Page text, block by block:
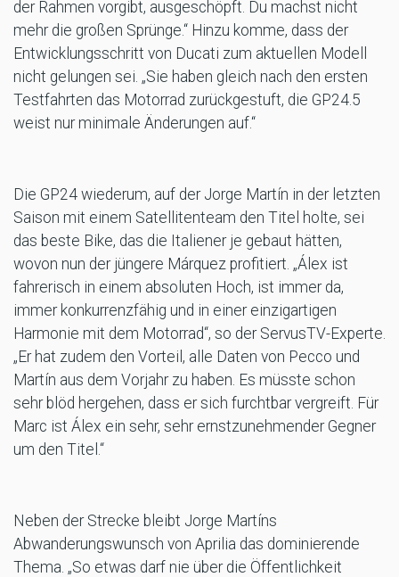
der Rahmen vorgibt, ausgeschöpft. Du machst nicht
mehr die großen Sprünge.“ Hinzu komme, dass der
Entwicklungsschritt von Ducati zum aktuellen Modell
nicht gelungen sei. „Sie haben gleich nach den ersten
Testfahrten das Motorrad zurückgestuft, die GP24.5
weist nur minimale Änderungen auf.“
Die GP24 wiederum, auf der Jorge Martín in der letzten
Saison mit einem Satellitenteam den Titel holte, sei
das beste Bike, das die Italiener je gebaut hätten,
wovon nun der jüngere Márquez profitiert. „Álex ist
fahrerisch in einem absoluten Hoch, ist immer da,
immer konkurrenzfähig und in einer einzigartigen
Harmonie mit dem Motorrad“, so der ServusTV-Experte.
„Er hat zudem den Vorteil, alle Daten von Pecco und
Martín aus dem Vorjahr zu haben. Es müsste schon
sehr blöd hergehen, dass er sich furchtbar vergreift. Für
Marc ist Álex ein sehr, sehr ernstzunehmender Gegner
um den Titel.“
Neben der Strecke bleibt Jorge Martíns
Abwanderungswunsch von Aprilia das dominierende
Thema. „So etwas darf nie über die Öffentlichkeit